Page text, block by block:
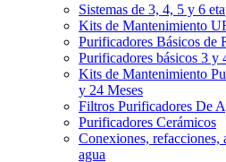
Sistemas de 3, 4, 5 y 6
Kits de Mantenimiento
Purificadores Básicos de
Purificadores básicos 3 y
Kits de Mantenimiento
y 24 Meses
Filtros Purificadores De
Purificadores Cerámicos
Conexiones, refacciones,
agua